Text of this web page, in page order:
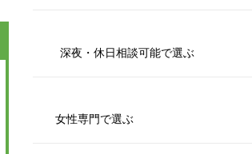
深夜・休日相談可能で選ぶ
女性専門で選ぶ